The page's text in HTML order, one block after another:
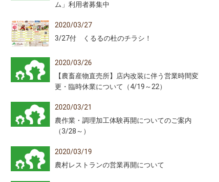
ム」利用者募集中
2020/03/27
3/27付 くるるの杜のチラシ！
2020/03/26
【農畜産物直売所】店内改装に伴う営業時間変
更・臨時休業について（4/19～22）
2020/03/21
農作業・調理加工体験再開についてのご案内
（3/28～）
2020/03/19
農村レストランの営業再開について